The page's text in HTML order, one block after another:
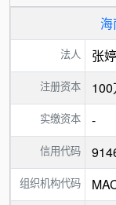
法人 张婷
注册资本
实缴资本 -
信用代码
组织机构代码